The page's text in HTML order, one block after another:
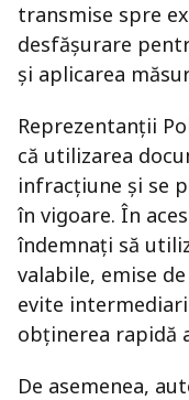
transmise spre
desfășurare
și aplicarea
Reprezentanții
că utilizarea
infracțiune și se
în vigoare. În
îndemnați să
valabile, emise
evite
obținerea rapidă
De asemenea,